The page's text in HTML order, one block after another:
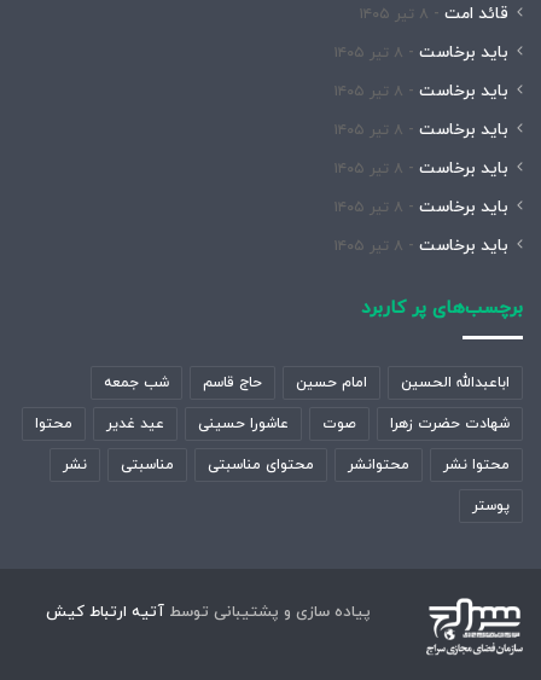
قائد امت ۸ تیر ۱۴۰۵
باید برخاست ۸ تیر ۱۴۰۵
باید برخاست ۸ تیر ۱۴۰۵
باید برخاست ۸ تیر ۱۴۰۵
باید برخاست ۸ تیر ۱۴۰۵
باید برخاست ۸ تیر ۱۴۰۵
باید برخاست ۸ تیر ۱۴۰۵
برچسب‌های پر کاربرد
اباعبدالله الحسین امام حسین حاج قاسم شب جمعه
شهادت حضرت زهرا صوت عاشورا حسینی عید غدیر محتوا
محتوا نشر محتوانشر محتوای مناسبتی مناسبتی نشر
پوستر
پیاده سازی و پشتیبانی توسط آتیه ارتباط کیش